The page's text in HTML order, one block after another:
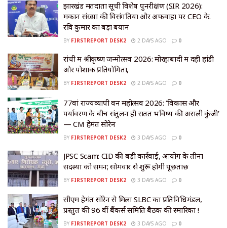
झारखंड मतदाता सूची विशेष पुनरीक्षण (SIR 2026):
मकान संख्या की विसंगतियों और अफवाहों पर CEO के.
रवि कुमार का बड़ा बयान
BY FIRSTREPORT DESK2 2 DAYS AGO 0
रांची में श्रीकृष्ण जन्मोत्सव 2026: मोरहाबादी में दही हांडी
और पोशाक प्रतियोगिता,
BY FIRSTREPORT DESK2 2 DAYS AGO 0
77वां राज्यव्यापी वन महोत्सव 2026: ‘विकास और
पर्यावरण के बीच संतुलन ही सतत भविष्य की असली कुंजी’
— CM हेमंत सोरेन
BY FIRSTREPORT DESK2 3 DAYS AGO 0
JPSC Scam: CID की बड़ी कार्रवाई, आयोग के तीनों
सदस्यों को समन; सोमवार से शुरू होगी पूछताछ
BY FIRSTREPORT DESK2 3 DAYS AGO 0
सीएम हेमंत सोरेन से मिला SLBC का प्रतिनिधिमंडल,
प्रस्तुत की 96 वीं बैंकर्स समिति बैठक की स्मारिका !
BY FIRSTREPORT DESK2 3 DAYS AGO 0